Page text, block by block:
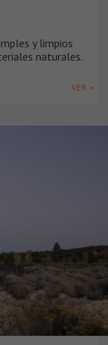
y limpios
naturales.
VER +